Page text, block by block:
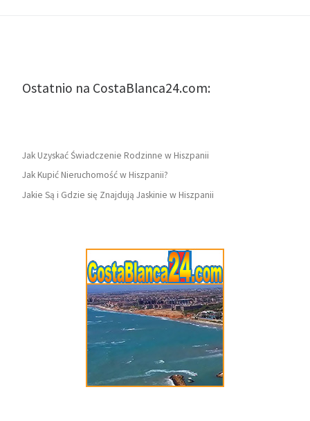
Ostatnio na CostaBlanca24.com:
Jak Uzyskać Świadczenie Rodzinne w Hiszpanii
Jak Kupić Nieruchomość w Hiszpanii?
Jakie Są i Gdzie się Znajdują Jaskinie w Hiszpanii